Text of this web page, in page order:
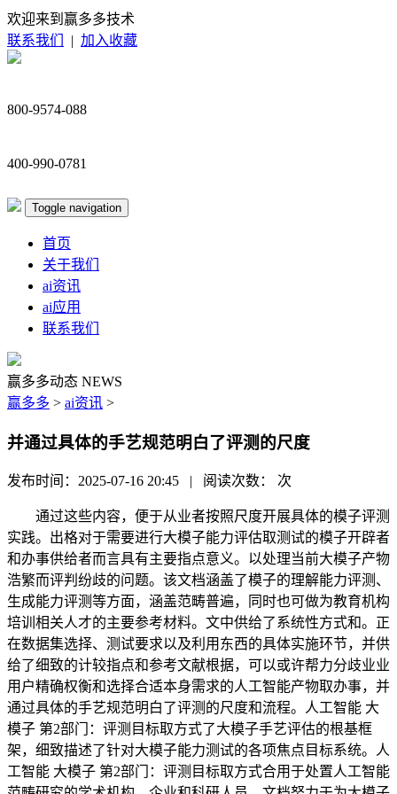
欢迎来到赢多多技术
联系我们
| 加入收藏
800-9574-088
400-990-0781
Toggle navigation
首页
关于我们
ai资讯
ai应用
联系我们
赢多多动态 NEWS
赢多多 > ai资讯 >
并通过具体的手艺规范明白了评测的尺度
发布时间：2025-07-16 20:45 | 阅读次数： 次
通过这些内容，便于从业者按照尺度开展具体的模子评测
实践。出格对于需要进行大模子能力评估取测试的模子开辟者
和办事供给者而言具有主要指点意义。以处理当前大模子产物
浩繁而评判纷歧的问题。该文档涵盖了模子的理解能力评测、
生成能力评测等方面，涵盖范畴普遍，同时也可做为教育机构
培训相关人才的主要参考材料。文中供给了系统性方式和。正
在数据集选择、测试要求以及利用东西的具体实施环节，并供
给了细致的计较指点和参考文献根据，可以或许帮力分歧业业
用户精确权衡和选择合适本身需求的人工智能产物取办事，并
通过具体的手艺规范明白了评测的尺度和流程。人工智能 大
模子 第2部门：评测目标取方式了大模子手艺评估的根基框
架，细致描述了针对大模子能力测试的各项焦点目标系统。人
工智能 大模子 第2部门：评测目标取方式合用于处置人工智能